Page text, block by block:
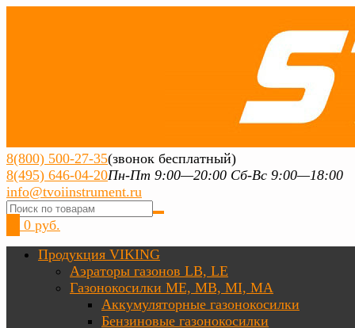
8(800) 500-27-35(звонок бесплатный)
8(495) 646-04-20Пн-Пт 9:00—20:00 Сб-Вс 9:00—18:00
info@tvoiinstrument.ru
0 руб.
Продукция VIKING
Аэраторы газонов LB, LE
Газонокосилки ME, MB, MI, MA
Аккумуляторные газонокосилки
Бензиновые газонокосилки